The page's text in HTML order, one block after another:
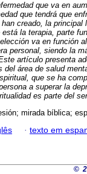
que va en
que tendrá que
creado, la
la terapia, parte
va en función
personal, siendo la
artículo presenta
del área de salud
que se ha
a superar la
es parte del
mirada bíblica;
· texto em
©